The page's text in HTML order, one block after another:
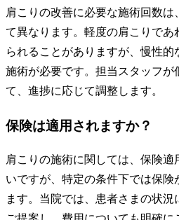
肩こりの改善に必要な施術回数は
て異なります。軽度の肩こりであ
られることがありますが、慢性
施術が必要です。担当スタッフが
て、進捗に応じて調整します。
保険は適用されますか？
肩こりの施術に関しては、保険
いですが、特定の条件下では保険
ます。当院では、患者さまの状